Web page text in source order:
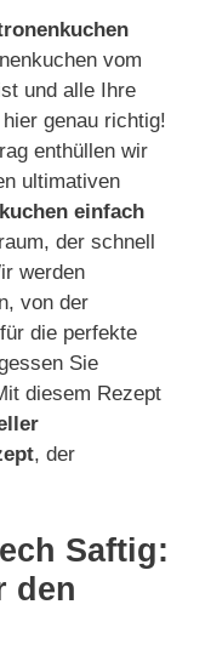
vom
und alle Ihre
genau richtig!
enthüllen wir
ultimativen
einfach
der schnell
werden
von der
die perfekte
Sie
diesem Rezept
, der
Saftig:
den